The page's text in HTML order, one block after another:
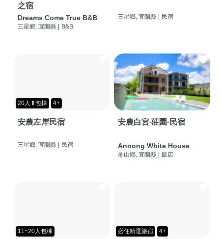
之宿
Dreams Come True B&B
三星鄉, 宜蘭縣 | B&B
三星鄉, 宜蘭縣 | 民宿
20人⬆包棟 4+
安農左岸民宿
三星鄉, 宜蘭縣 | 民宿
安農白宮‧莊園·民宿
Annong White House
冬山鄉, 宜蘭縣 | 飯店
11~20人包棟 必住精選旅宿 4+